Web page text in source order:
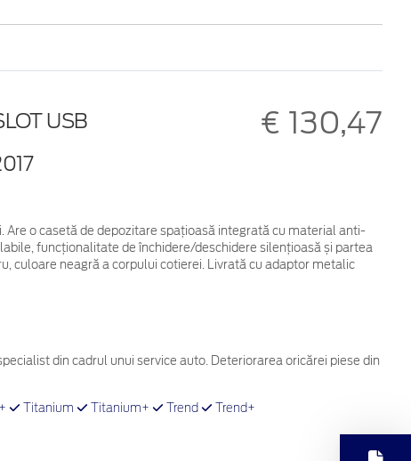
USB
€ 130,47
o casetă de depozitare spațioasă integrată cu material anti-
funcționalitate de închidere/deschidere silențioasă și partea
culoare neagră a corpului cotierei. Livrată cu adaptor metalic
din cadrul unui service auto. Deteriorarea oricărei piese din
Titanium Titanium+ Trend Trend+